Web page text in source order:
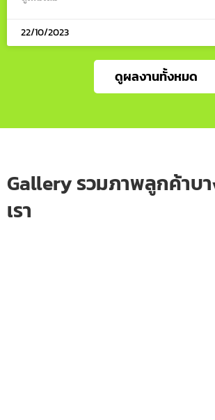
22/10/2023
ดูผลงานทั้งหมด
Gallery รวมภาพลูกค้าบ
เรา